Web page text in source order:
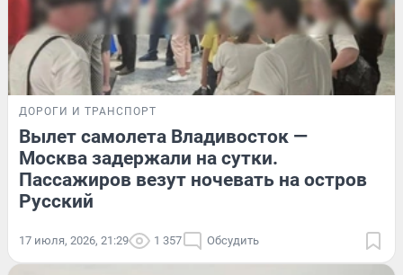
ДОРОГИ И ТРАНСПОРТ
Вылет самолета Владивосток —
Москва задержали на сутки.
Пассажиров везут ночевать на остров
Русский
17 июля, 2026, 21:29 1 357 Обсудить